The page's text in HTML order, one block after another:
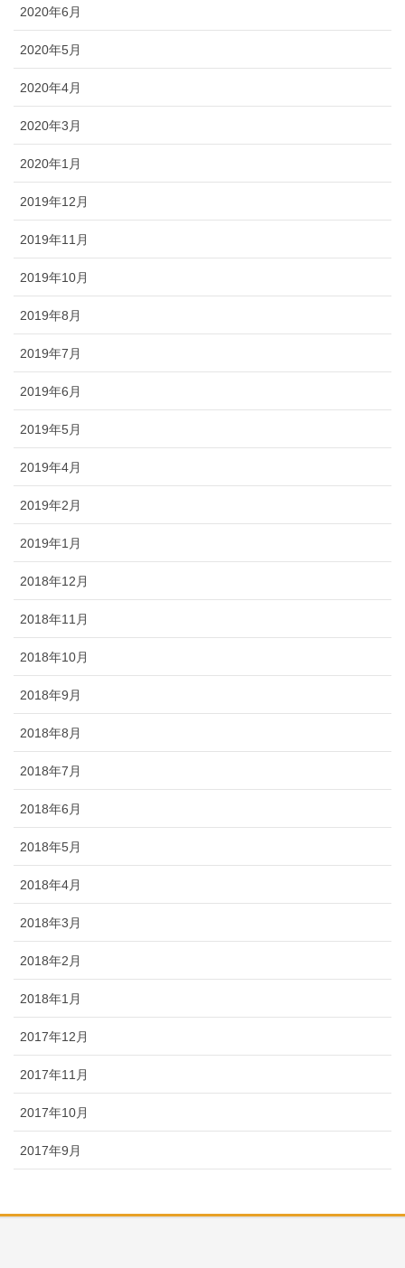
2020年6月
2020年5月
2020年4月
2020年3月
2020年1月
2019年12月
2019年11月
2019年10月
2019年8月
2019年7月
2019年6月
2019年5月
2019年4月
2019年2月
2019年1月
2018年12月
2018年11月
2018年10月
2018年9月
2018年8月
2018年7月
2018年6月
2018年5月
2018年4月
2018年3月
2018年2月
2018年1月
2017年12月
2017年11月
2017年10月
2017年9月